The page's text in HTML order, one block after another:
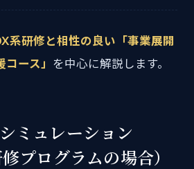
系研修と相性の良い「事業展開
ース」 を中心に解説します。
ミュレーション
プログラムの場合）